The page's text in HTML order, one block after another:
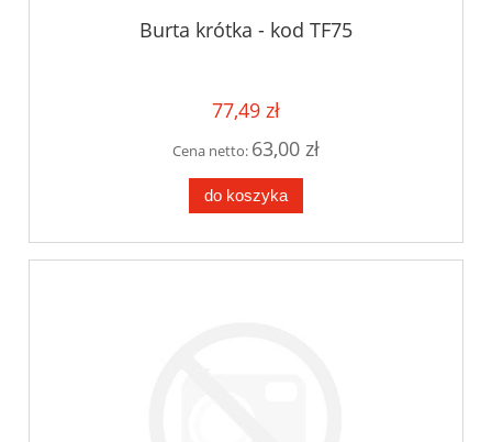
Burta krótka - kod TF75
77,49 zł
Cena netto: 63,00 zł
do koszyka